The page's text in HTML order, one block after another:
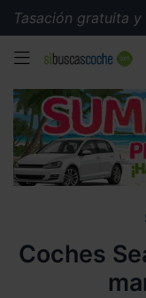
y muy
MENÚ
Coches